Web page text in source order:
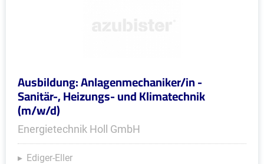
Ausbildung: Anlagenmechaniker/in -
Sanitär-, Heizungs- und Klimatechnik
(m/w/d)
Energietechnik Holl GmbH
Ediger-Eller